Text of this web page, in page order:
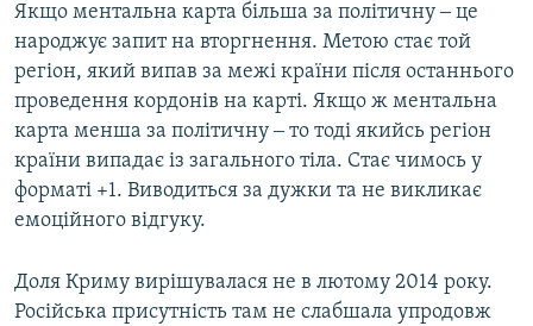
Якщо ментальна карта більша за політичну ‒ це
народжує запит на вторгнення. Метою стає той
регіон, який випав за межі країни після останнього
проведення кордонів на карті. Якщо ж ментальна
карта менша за політичну ‒ то тоді якийсь регіон
країни випадає із загального тіла. Стає чимось у
форматі +1. Виводиться за дужки та не викликає
емоційного відгуку.
Доля Криму вирішувалася не в лютому 2014 року.
Російська присутність там не слабшала упродовж